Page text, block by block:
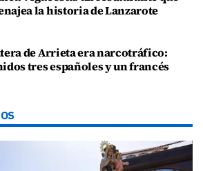
la historia de Lanzarote
de Arrieta era narcotráfico:
tres españoles y un francés